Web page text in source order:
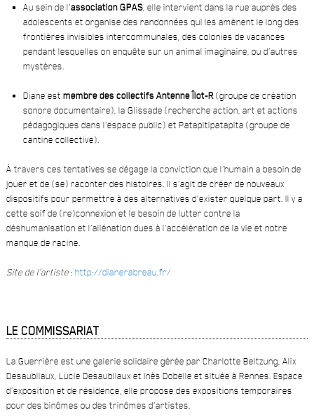
Au sein de l’association GPAS , elle intervient dans la rue auprès des
adolescents et organise des randonnées qui les amènent le long des
frontières invisibles intercommunales, des colonies de vacances
pendant lesquelles on enquête sur un animal imaginaire, ou d’autres
mystères.
Diane estmembre des collectifs Antenne Îlot-R (groupe de création
sonore documentaire), la Glissade (recherche action, art et actions
pédagogiques dans l’espace public) et Patapitipatapita (groupe de
cantine collective).
À travers ces tentatives se dégage la conviction que l’humain a besoin de
jouer et de (se) raconter des histoires. Il s’agit de créer de nouveaux
dispositifs pour permettre à des alternatives d’exister quelque part. Il y a
cette soif de (re)connexion et le besoin de lutter contre la
déshumanisation et l’aliénation dues à l’accélération de la vie et notre
manque de racine.
Site de l’artiste: http://dianerabreau.fr/
LE COMMISSARIAT
La Guerrière est une galerie solidaire gérée par Charlotte Beltzung, Alix
Desaubliaux, Lucie Desaubliaux et Inès Dobelle et située à Rennes. Espace
d’exposition et de résidence, elle propose des expositions temporaires
pour des binômes ou des trinômes d’artistes.